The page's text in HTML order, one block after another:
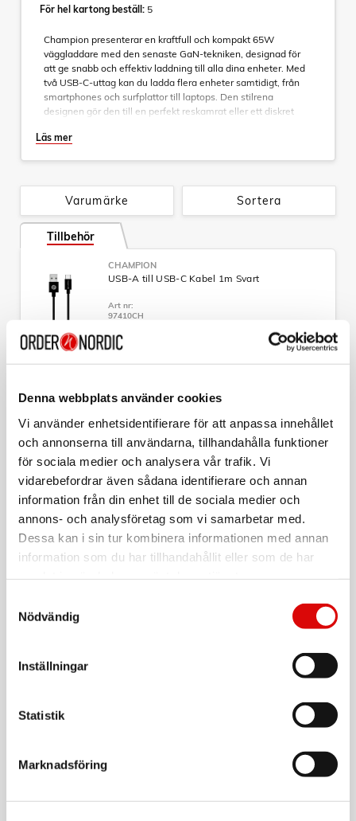
Denna webbplats använder cookies
Vi använder enhetsidentifierare för att anpassa innehållet
och annonserna till användarna, tillhandahålla funktioner
för sociala medier och analysera vår trafik. Vi
vidarebefordrar även sådana identifierare och annan
information från din enhet till de sociala medier och
annons- och analysföretag som vi samarbetar med.
Dessa kan i sin tur kombinera informationen med annan
information som du har tillhandahållit eller som de har
Nödvändig
Inställningar
Statistik
Marknadsföring
För hel kartong beställ: 5
Champion presenterar en kraftfull och kompakt 65W
väggladdare med den senaste GaN-tekniken, designad för
att ge snabb och effektiv laddning till alla dina enheter. Med
två USB-C-uttag kan du ladda flera enheter samtidigt, från
smartphones och surfplattor till laptops. Den stilrena
designen gör den till en perfekt reskamrat eller ett diskret
värmeutveckling. Det innebär snabbare laddning, bättre
Specifikationer:
- 65w GaN C+C 2 ports wall charger
- Input : ac 100~240v;50/60hz
- Output-c1/c2:5v/3a, 9v/3a, 12v/3a, 15v/3a, 20v/3.25a
- Output-c1+c2: 45w(c1)+20w(c2)
- Total output: 65w
- Färg: Svart
- Vikt: 90,5g
- Mått: 46mm x 46,3mm x 28,2mm
EU försäkran
Läs mer
Sortera
Varumärke
Tillbehör
CHAMPION
USB-A till USB-C Kabel 1m Svart
Art nr:
97410CH
97410CH
Rek: 149,00 kr
USB-A till USB-C Kabel 2m Svart
Art nr:
97412CH
Tillv. art. nr:
USB-C Kabel 60W 1m Svart
Art nr:
97420CH
Tillv. art. nr:
Rek: 199,00 kr